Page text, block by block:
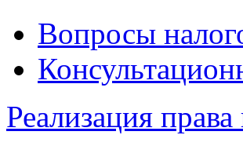
Вопросы
Реализация